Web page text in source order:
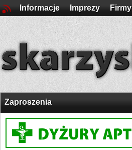
Informacje Imprezy Firmy
Zaproszenia